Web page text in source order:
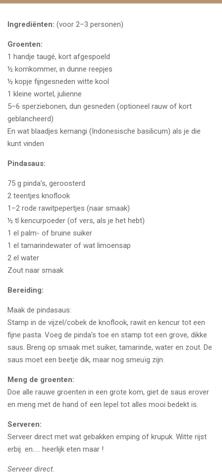
Ingrediënten: (voor 2–3 personen)
Groenten:
1 handje taugé, kort afgespoeld
½ komkommer, in dunne reepjes
½ kopje fijngesneden witte kool
1 kleine wortel, julienne
5–6 sperziebonen, dun gesneden (optioneel rauw of kort
geblancheerd)
En wat blaadjes kemangi (Indonesische basilicum) als je die
kunt vinden
Pindasaus:
75 g pinda’s, geroosterd
2 teentjes knoflook
1–2 rode rawitpepertjes (naar smaak)
½ tl kencurpoeder (of vers, als je het hebt)
1 el palm- of bruine suiker
1 el tamarindewater of wat limoensap
2 el water
Zout naar smaak
Bereiding:
Maak de pindasaus:
Stamp in de vijzel/cobek de knoflook, rawit en kencur tot een
fijne pasta. Voeg de pinda’s toe en stamp tot een grove, dikke
saus. Breng op smaak met suiker, tamarinde, water en zout. De
saus moet een beetje dik, maar nog smeuïg zijn.
Meng de groenten:
Doe alle rauwe groenten in een grote kom, giet de saus erover
en meng met de hand of een lepel tot alles mooi bedekt is.
Serveren:
Serveer direct met wat gebakken emping of krupuk. Witte rijst
erbij en..... heerlijk eten maar !
Serveer direct.